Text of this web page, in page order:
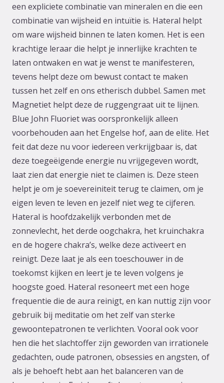
een expliciete combinatie van mineralen en die een
combinatie van wijsheid en intuïtie is. Hateral helpt
om ware wijsheid binnen te laten komen. Het is een
krachtige leraar die helpt je innerlijke krachten te
laten ontwaken en wat je wenst te manifesteren,
tevens helpt deze om bewust contact te maken
tussen het zelf en ons etherisch dubbel. Samen met
Magnetiet helpt deze de ruggengraat uit te lijnen.
Blue John Fluoriet was oorspronkelijk alleen
voorbehouden aan het Engelse hof, aan de elite. Het
feit dat deze nu voor iedereen verkrijgbaar is, dat
deze toegeëigende energie nu vrijgegeven wordt,
laat zien dat energie niet te claimen is. Deze steen
helpt je om je soevereiniteit terug te claimen, om je
eigen leven te leven en jezelf niet weg te cijferen.
Hateral is hoofdzakelijk verbonden met de
zonnevlecht, het derde oogchakra, het kruinchakra
en de hogere chakra’s, welke deze activeert en
reinigt. Deze laat je als een toeschouwer in de
toekomst kijken en leert je te leven volgens je
hoogste goed. Hateral resoneert met een hoge
frequentie die de aura reinigt, en kan nuttig zijn voor
gebruik bij meditatie om het zelf van sterke
gewoontepatronen te verlichten. Vooral ook voor
hen die het slachtoffer zijn geworden van irrationele
gedachten, oude patronen, obsessies en angsten, of
als je behoeft hebt aan het balanceren van de